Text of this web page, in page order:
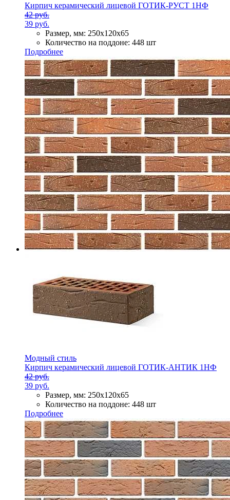
Кирпич керамический лицевой ГОТИК-РУСТ 1НФ
42 руб.
39 руб.
Размер, мм: 250х120х65
Количество на поддоне: 448 шт
Подробнее
Модный стиль
Кирпич керамический лицевой ГОТИК-АНТИК 1НФ
42 руб.
39 руб.
Размер, мм: 250х120х65
Количество на поддоне: 448 шт
Подробнее